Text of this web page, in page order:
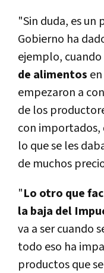
"Sin duda, es un
Gobierno ha
ejemplo,
de alimentos
empezaron a
de los
con importados,
lo que se les
de muchos
"Lo otro que
la baja del
va a ser cuando
todo eso ha
productos que